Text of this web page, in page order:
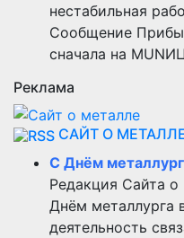
нестабильная
Сообщение
сначала на
Реклама
САЙТ О
С Днём
Редакция Сайта о
Днём металлурга
деятельность